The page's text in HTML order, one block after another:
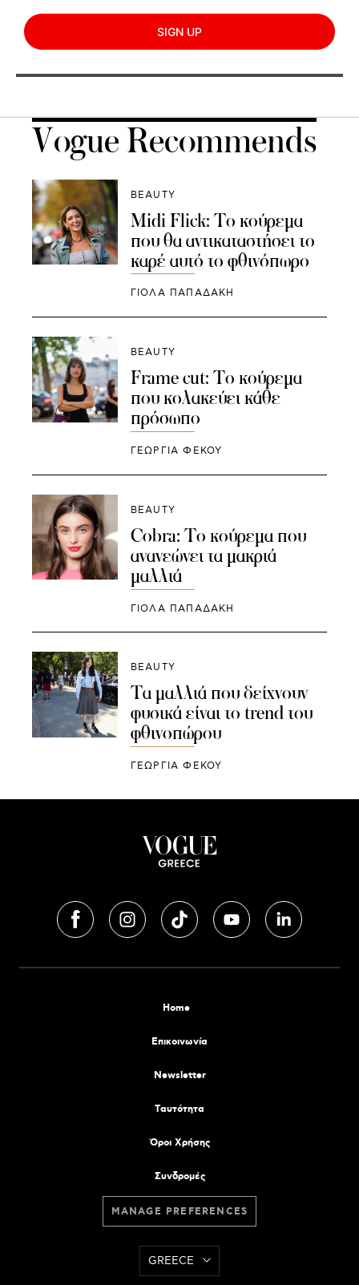
SIGN UP
Vogue Recommends
BEAUTY
Midi Flick: To κούρεμα
που θα αντικαταστήσει το
καρέ αυτό το φθινόπωρο
ΓΙΌΛΑ ΠΑΠΑΔΆΚΗ
BEAUTY
Frame cut: Το κούρεμα
που κολακεύει κάθε
πρόσωπο
ΓΕΩΡΓΙΑ ΦΕΚΟΥ
BEAUTY
Cobra: Το κούρεμα που
ανανεώνει τα μακριά
μαλλιά
ΓΙΌΛΑ ΠΑΠΑΔΆΚΗ
BEAUTY
Τα μαλλιά που δείχνουν
φυσικά είναι το trend του
φθινοπώρου
ΓΕΩΡΓΙΑ ΦΕΚΟΥ
Home
Επικοινωνία
Newsletter
Tαυτότητα
Όροι Χρήσης
Συνδρομές
MANAGE PREFERENCES
GREECE